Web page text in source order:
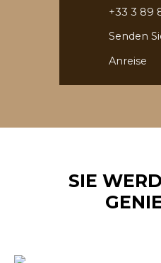
+33 3 89
Senden
Anreise
SIE